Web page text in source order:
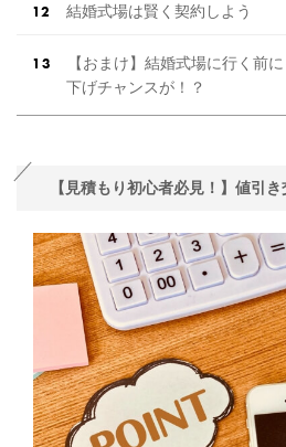
結婚式場は賢く契約しよう
【おまけ】結婚式場に行く前
下げチャンスが！？
【見積もり初心者必見！】値引